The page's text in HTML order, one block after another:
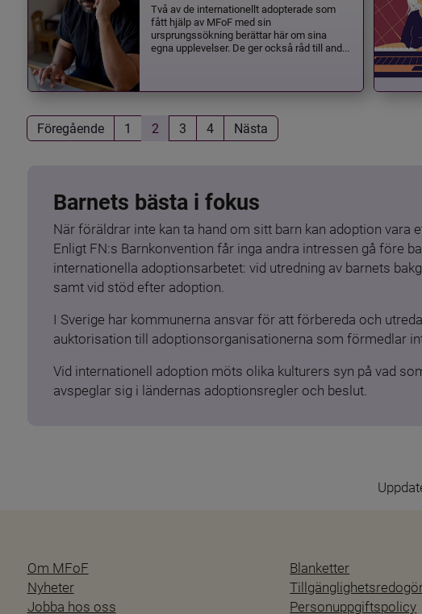
Två av de internationellt adopterade som
fått hjälp av MFoF med sin
ursprungssökning berättar här om sina
egna upplevelser. De ger också råd till and...
Föregående 1 2 3 4 Nästa
Barnets bästa i fokus
När föräldrar inte kan ta hand om sitt barn kan adoption
Enligt FN:s Barnkonvention får inga andra intressen gå före
internationella adoptionsarbetet: vid utredning av barnets
samt vid stöd efter adoption.
I Sverige har kommunerna ansvar för att förbereda och
auktorisation till adoptionsorganisationerna som förmedlar
Vid internationell adoption möts olika kulturers syn på vad
avspeglar sig i ländernas adoptionsregler och beslut.
Om MFoF
Nyheter
Jobba hos oss
Blanketter
Personuppgiftspolicy